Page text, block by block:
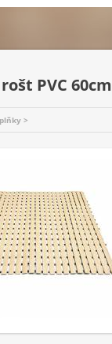
PVC 60cm
>